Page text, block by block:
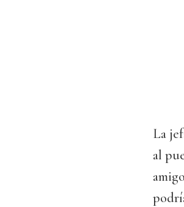
La
al